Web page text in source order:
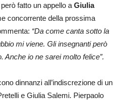
fatto un appello a Giulia
concorrente della prossima
“Da come canta sotto la
mi viene. Gli insegnanti però
Anche io ne sarei molto felice”.
dinnanzi all’indiscrezione di un
e Giulia Salemi. Pierpaolo